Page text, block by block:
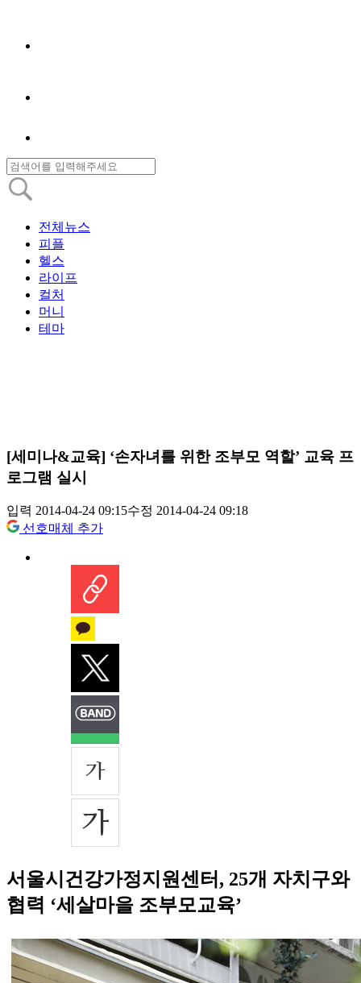
전체뉴스
피플
헬스
라이프
컬처
머니
테마
[세미나&교육] ‘손자녀를 위한 조부모 역할’ 교육 프
로그램 실시
입력 2014-04-24 09:15수정 2014-04-24 09:18
선호매체 추가
서울시건강가정지원센터, 25개 자치구와
협력 ‘세살마을 조부모교육’